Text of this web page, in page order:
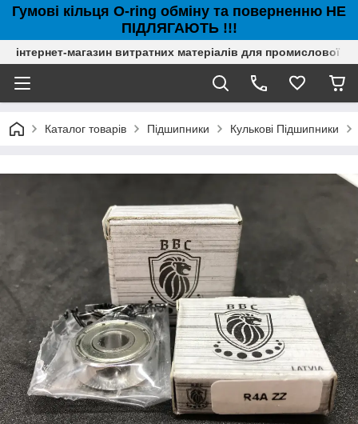
Гумові кільця O-ring обміну та поверненню НЕ
ПІДЛЯГАЮТЬ !!!
інтернет-магазин витратних матеріалів для промислової
Каталог товарів Підшипники Кулькові Підшипники